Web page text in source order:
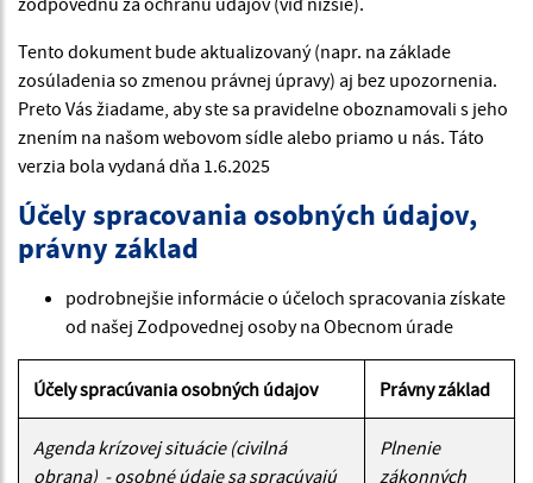
Tento dokument bude aktualizovaný (napr. na základe
zosúladenia so zmenou právnej úpravy) aj bez upozornenia.
Preto Vás žiadame, aby ste sa pravidelne oboznamovali s jeho
znením na našom webovom sídle alebo priamo u nás. Táto
verzia bola vydaná dňa 1.6.2025
Účely spracovania osobných údajov,
právny základ
podrobnejšie informácie o účeloch spracovania získate
od našej Zodpovednej osoby na Obecnom úrade
Účely spracúvania osobných údajov Právny základ
Agenda krízovej situácie (civilná
obrana) - osobné údaje sa spracúvajú
Plnenie
zákonných